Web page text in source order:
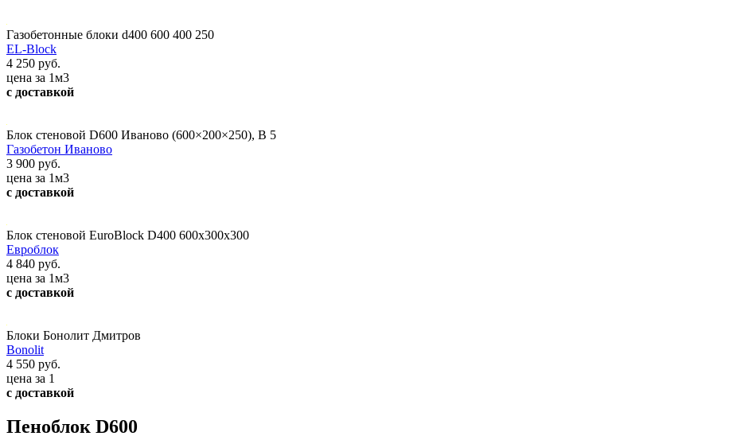
Газобетонные блоки d400 600 400 250
EL-Block
4 250 руб.
цена за 1м3
с доставкой
Блок стеновой D600 Иваново (600×200×250), В 5
Газобетон Иваново
3 900 руб.
цена за 1м3
с доставкой
Блок стеновой EuroBlock D400 600x300x300
Евроблок
4 840 руб.
цена за 1м3
с доставкой
Блоки Бонолит Дмитров
Bonolit
4 550 руб.
цена за 1
с доставкой
Пеноблок D600